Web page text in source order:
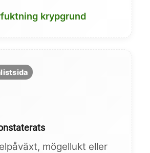
krypgrund
mögellukt eller